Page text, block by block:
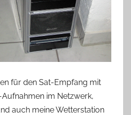
für den Sat-Empfang mit
im Netzwerk,
auch meine Wetterstation